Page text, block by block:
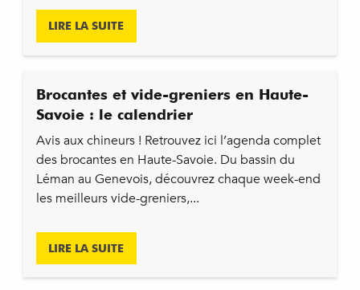
LIRE LA SUITE
Brocantes et vide-greniers en Haute-
Savoie : le calendrier
Avis aux chineurs ! Retrouvez ici l’agenda complet
des brocantes en Haute-Savoie. Du bassin du
Léman au Genevois, découvrez chaque week-end
les meilleurs vide-greniers,...
LIRE LA SUITE